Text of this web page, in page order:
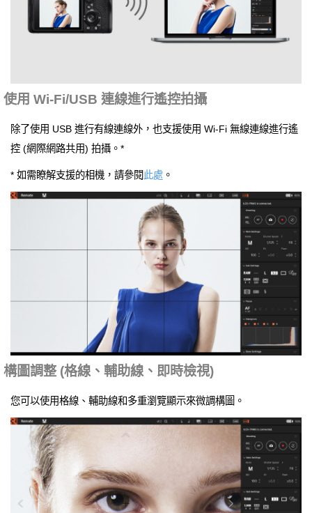
使用 Wi-Fi/USB 連線進行遙控拍攝
除了使用 USB 進行有線連線外，也支援使用 Wi-Fi 無線連線進行遙
控 (網際網路共用) 拍攝。*
* 如需瞭解支援的相機，請參閱此處 。
構圖調整 (格線、輔助線、即時檢視)
您可以使用格線、輔助線和多重瀏覽顯示來微調構圖。